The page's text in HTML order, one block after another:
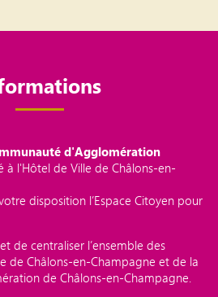
d'Agglomération
à l'Hôtel de Ville de Châlons-en-
disposition l’Espace Citoyen pour
de centraliser l’ensemble des
de Châlons-en-Champagne et de la
de Châlons-en-Champagne.